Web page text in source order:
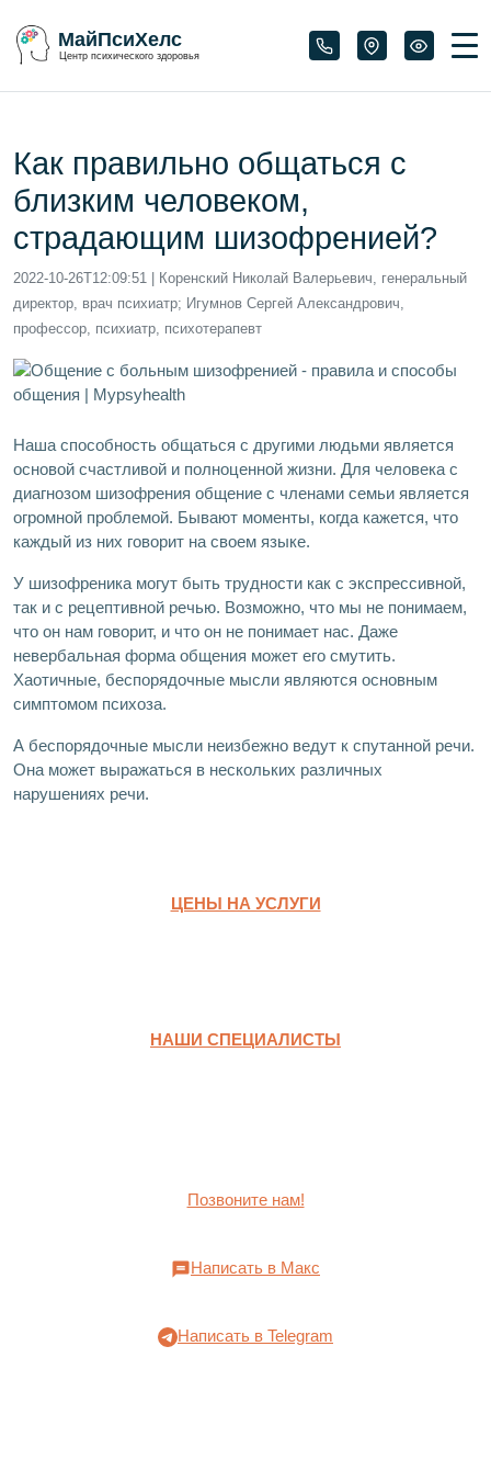
МайПсиХелс
Центр психического здоровья
Как правильно общаться с
близким человеком,
страдающим шизофренией?
2022-10-26T12:09:51
| Коренский Николай Валерьевич, генеральный
директор, врач психиатр; Игумнов Сергей Александрович,
профессор, психиатр, психотерапевт
Наша способность общаться с другими людьми является
основой счастливой и полноценной жизни. Для человека с
диагнозом шизофрения общение с членами семьи является
огромной проблемой. Бывают моменты, когда кажется, что
каждый из них говорит на своем языке.
У шизофреника могут быть трудности как с экспрессивной,
так и с рецептивной речью. Возможно, что мы не понимаем,
что он нам говорит, и что он не понимает нас. Даже
невербальная форма общения может его смутить.
Хаотичные, беспорядочные мысли являются основным
симптомом психоза.
А беспорядочные мысли неизбежно ведут к спутанной речи.
Она может выражаться в нескольких различных
нарушениях речи.
ЦЕНЫ НА УСЛУГИ
НАШИ СПЕЦИАЛИСТЫ
Позвоните нам!
Написать в Макс
Написать в Telegram